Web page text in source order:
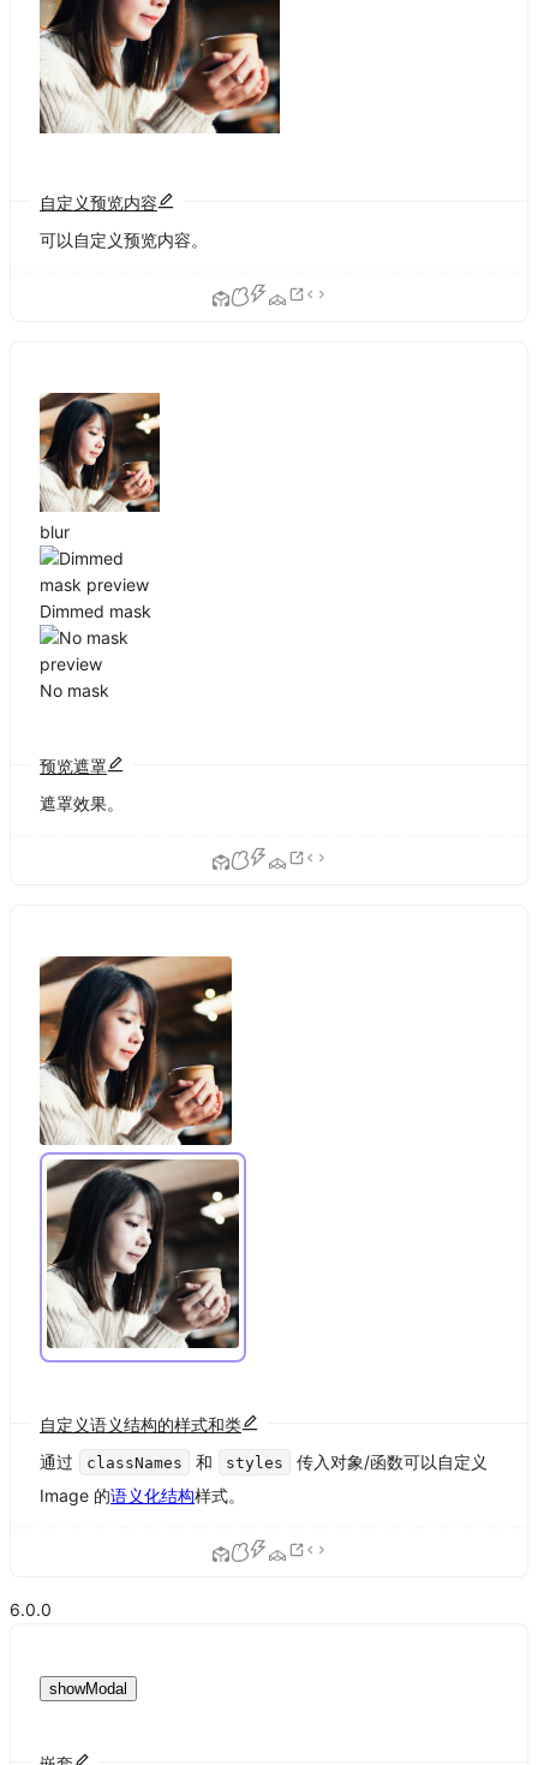
自定义预览内容
可以自定义预览内容。
blur
Dimmed mask
No mask
预览遮罩
遮罩效果。
自定义语义结构的样式和类
通过
classNames 和 styles
传入对象/函数可以自定义
Image 的语义化结构样式。
6.0.0
showModal